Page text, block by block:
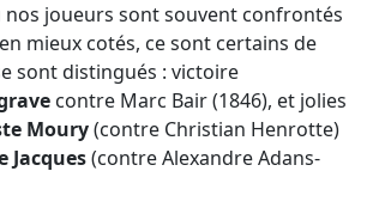
nos joueurs sont souvent confrontés
mieux cotés, ce sont certains de
sont distingués : victoire
contre Marc Bair (1846), et jolies
Moury(contre Christian Henrotte)
Jacques(contre Alexandre Adans-